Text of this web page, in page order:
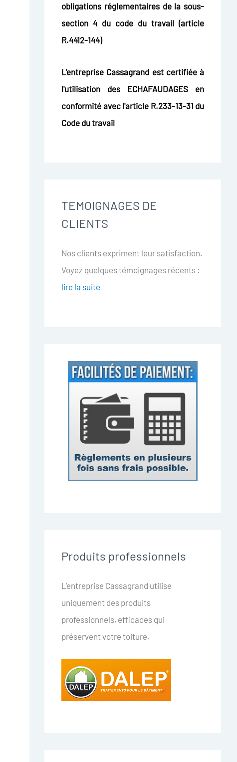
obligations réglementaires de la sous-
section 4 du code du travail (article
R.4412-144)
L'entreprise Cassagrand est certifiée à
l'utilisation des ECHAFAUDAGES en
conformité avec l'article R.233-13-31 du
Code du travail
TEMOIGNAGES DE
CLIENTS
Nos clients expriment leur satisfaction.
Voyez quelques témoignages récents :
lire la suite
Produits professionnels
L'entreprise Cassagrand utilise
uniquement des produits
professionnels, efficaces qui
préservent votre toiture.